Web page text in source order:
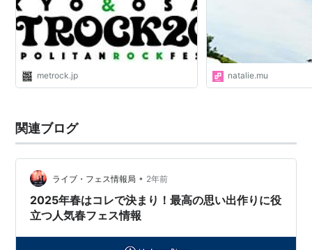
metrock.jp natalie.mu
関連ブログ
ライブ・フェス情報局 • 2年前
2025年春はコレで決まり！最高の思い出作りに役
立つ人気春フェス情報